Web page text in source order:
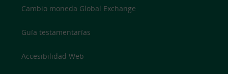
Cambio moneda Global Exchange
Guía testamentarías
Accesibilidad Web